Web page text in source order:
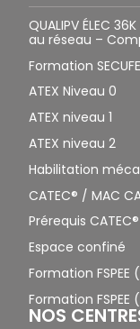
QUALIPV ÉLEC
au réseau –
Formation
ATEX Niveau 0
ATEX niveau 1
ATEX niveau 2
Habilitation
CATEC® / MAC
Prérequis CATEC®
Espace confiné
Formation
Formation
NOS